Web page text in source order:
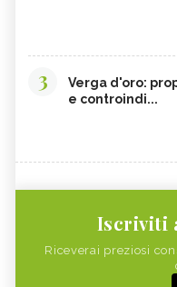
3
Verga d'oro:
e controindi...
Iscriviti
Riceverai preziosi